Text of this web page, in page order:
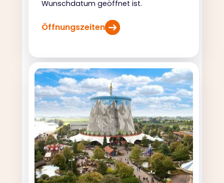
Wunschdatum geöffnet ist.
Öffnungszeiten